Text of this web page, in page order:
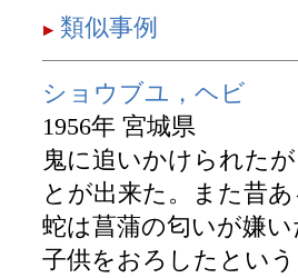
類似事例
ショウブユ，ヘビ
1956年 宮城県
鬼に追いかけられた
とが出来た。また昔
蛇は菖蒲の匂いが嫌
子供をおろしたとい